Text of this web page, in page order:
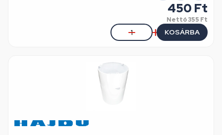
450 Ft
Nettó355 Ft
KOSÁRBA